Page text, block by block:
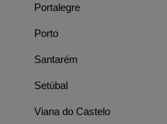
Portalegre
Porto
Santarém
Setúbal
Viana do Castelo